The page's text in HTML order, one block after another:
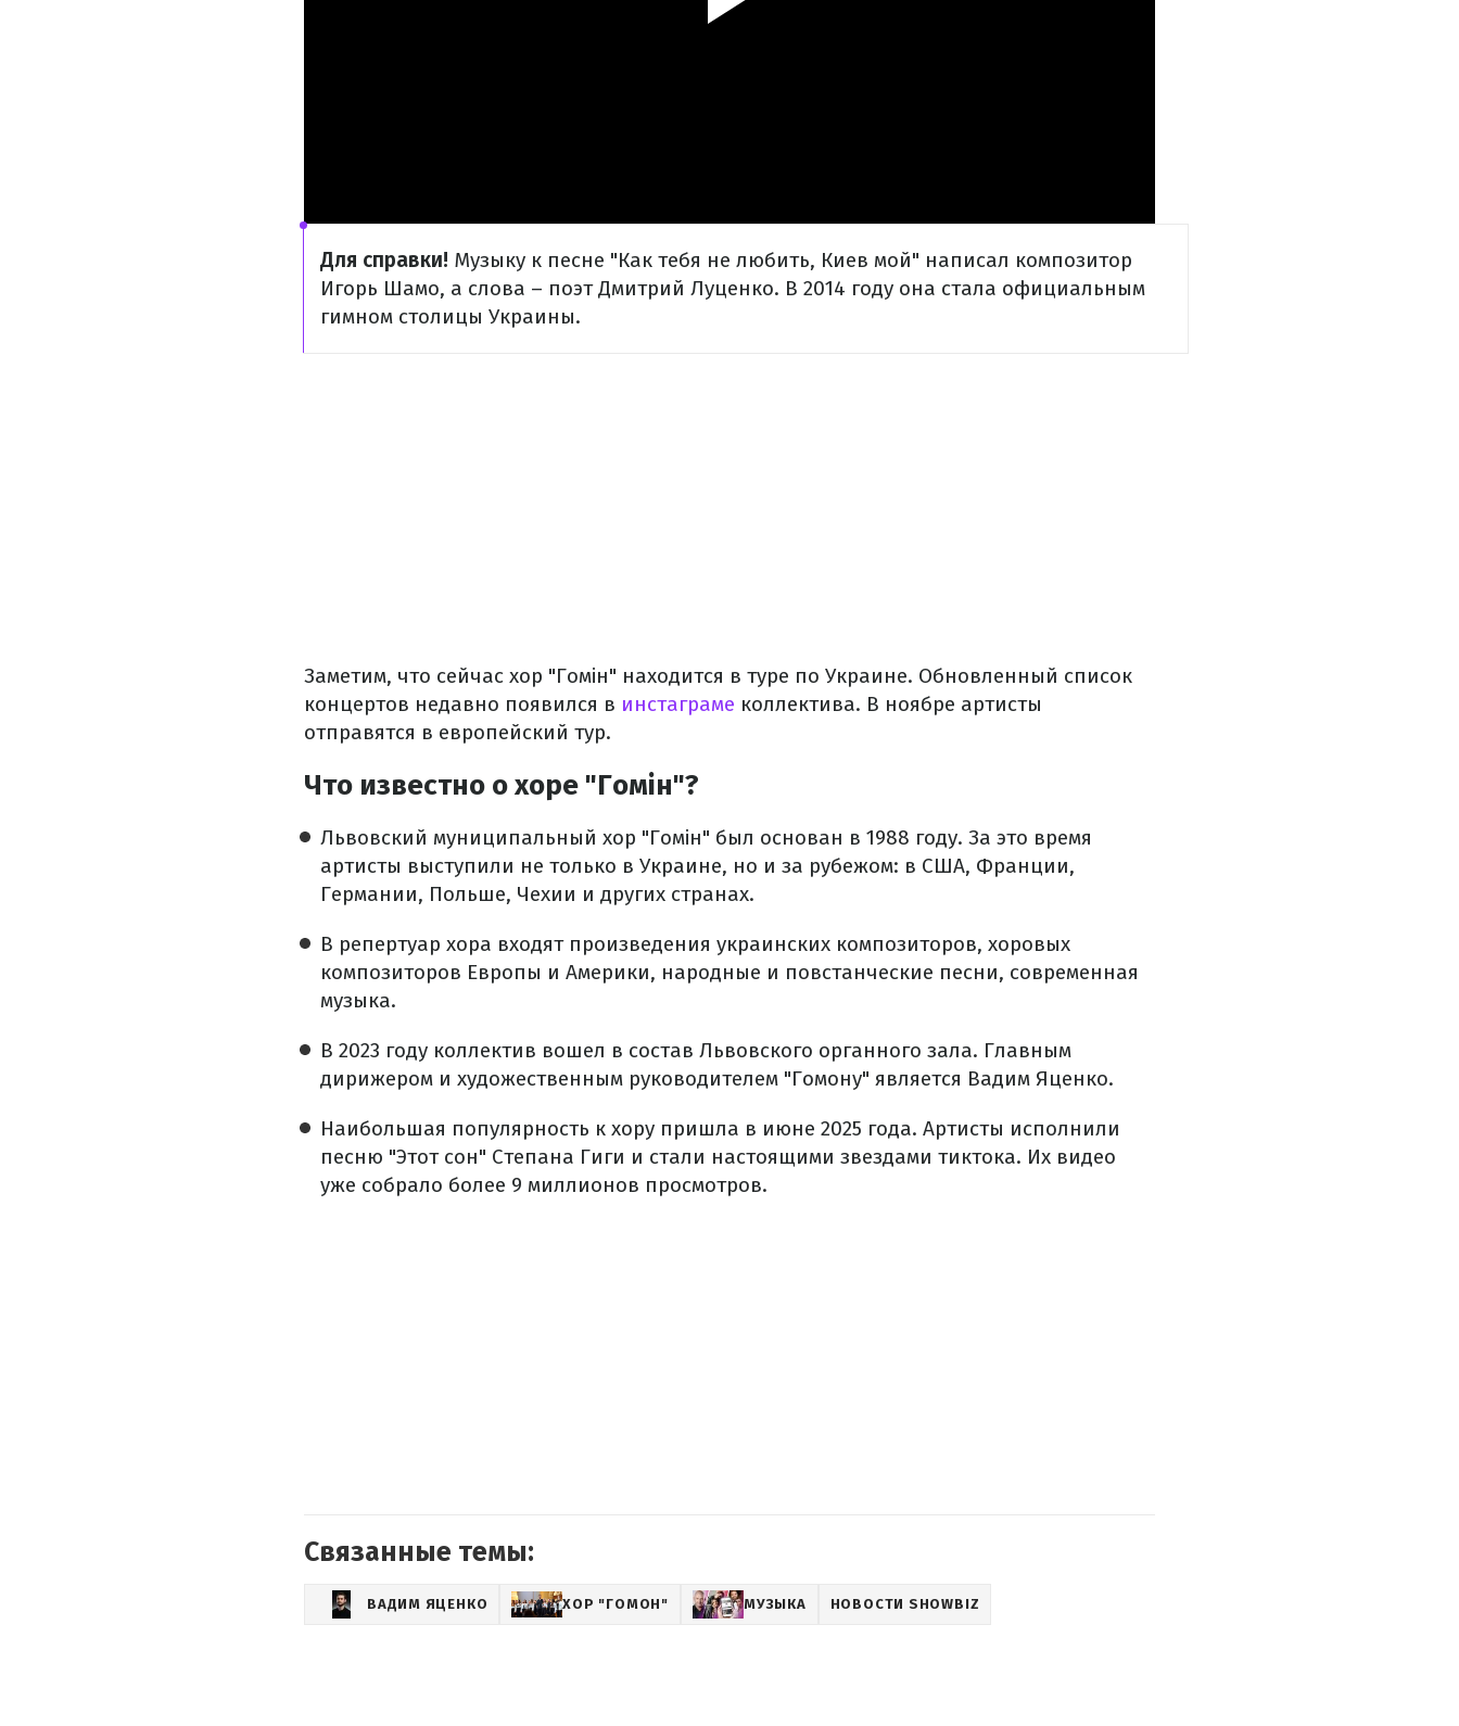
Для справки! Музыку к песне "Как тебя не любить, Киев мой" написал композитор
Игорь Шамо, а слова – поэт Дмитрий Луценко. В 2014 году она стала официальным
гимном столицы Украины.
Заметим, что сейчас хор "Гомін" находится в туре по Украине. Обновленный список
концертов недавно появился в инстаграме коллектива. В ноябре артисты
отправятся в европейский тур.
Что известно о хоре "Гомін"?
Львовский муниципальный хор "Гомін" был основан в 1988 году. За это время
артисты выступили не только в Украине, но и за рубежом: в США, Франции,
Германии, Польше, Чехии и других странах.
В репертуар хора входят произведения украинских композиторов, хоровых
композиторов Европы и Америки, народные и повстанческие песни, современная
музыка.
В 2023 году коллектив вошел в состав Львовского органного зала. Главным
дирижером и художественным руководителем "Гомону" является Вадим Яценко.
Наибольшая популярность к хору пришла в июне 2025 года. Артисты исполнили
песню "Этот сон" Степана Гиги и стали настоящими звездами тиктока. Их видео
уже собрало более 9 миллионов просмотров.
Связанные темы:
ВАДИМ ЯЦЕНКО ХОР "ГОМОН" МУЗЫКА НОВОСТИ SHOWBIZ